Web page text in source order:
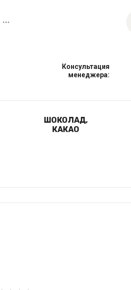
•••
Консультация
менеджера:
ШОКОЛАД,
КАКАО